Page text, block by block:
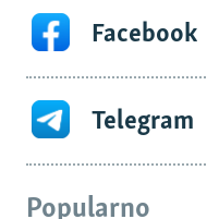
Facebook
Telegram
Popularno